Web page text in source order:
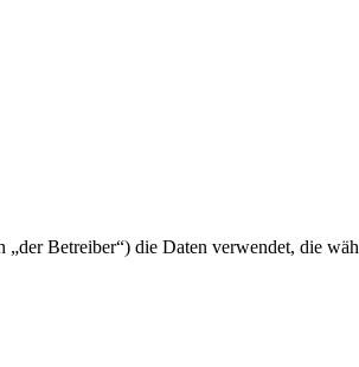
Betreiber“) die Daten verwendet, die